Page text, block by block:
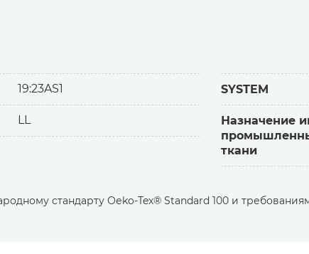
19:23AS1 SYSTEM
LL
Назначение
ткани
стандарту Оеko-Tex® Standard 100 и требованиям